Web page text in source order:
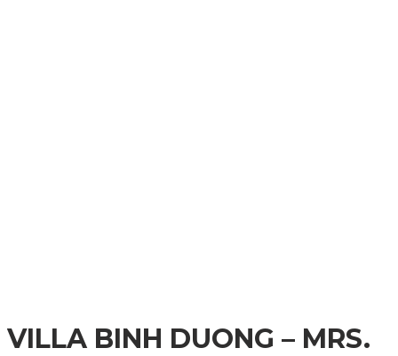
VILLA BINH DUONG – MRS.